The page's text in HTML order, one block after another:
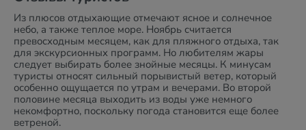
Из плюсов отдыхающие отмечают ясное и солнечное
небо, а также теплое море. Ноябрь считается
превосходным месяцем, как для пляжного отдыха, так
для экскурсионных программ. Но любителям жары
следует выбирать более знойные месяцы. К минусам
туристы относят сильный порывистый ветер, который
особенно ощущается по утрам и вечерами. Во второй
половине месяца выходить из воды уже немного
некомфортно, поскольку погода становится еще более
ветреной.